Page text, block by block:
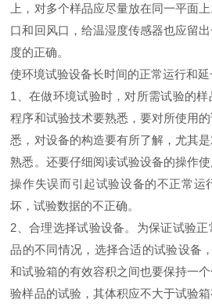
上，对多个样品应尽量放在同一平面
口和回风口，给温湿度传感器也应留
度的正确。
使环境试验设备长时间的正常运行和延
1、在做环境试验时，对所需试验的
程序和试验技术要熟悉，要对所使用
悉，对设备的构造要有所了解，尤其
熟悉。还要仔细阅读试验设备的操作
操作失误而引起试验设备的不正常运
坏，试验数据的不正确。
2、合理选择试验设备。为保证试验
品的不同情况，选择合适的试验设备
和试验箱的有效容积之间也要保持一
验样品的试验，其体积应不大于试验